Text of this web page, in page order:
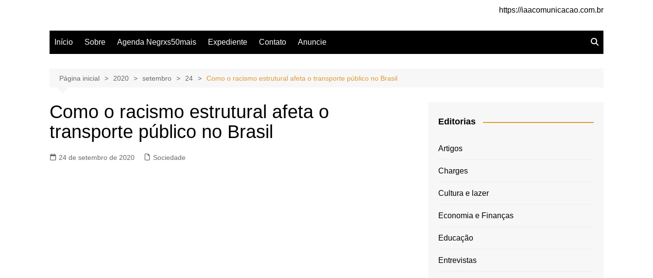
https://iaacomunicacao.com.br
Início Sobre Agenda Negrxs50mais Expediente Contato Anuncie
Página inicial 2020 setembro 24 Como o racismo estrutural afeta o transporte público no Brasil
Como o racismo estrutural afeta o
transporte público no Brasil
24 de setembro de 2020 Sociedade
Editorias
Artigos
Charges
Cultura e lazer
Economia e Finanças
Educação
Entrevistas